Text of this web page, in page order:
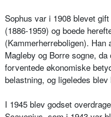
Sophus var i 1908 blevet
(1886-1959) og boede
(Kammerherreboligen).
Magleby og Borre sogne,
forventede økonomiske
belastning, og ligeledes
I 1945 blev godset